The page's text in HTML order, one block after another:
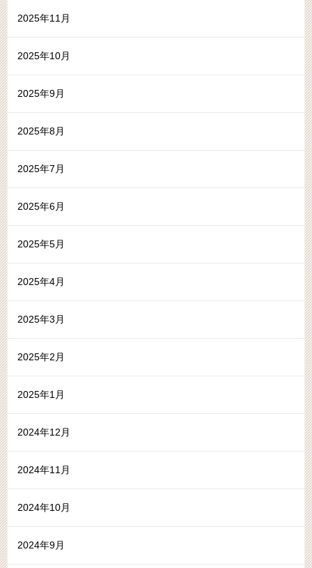
2025年11月
2025年10月
2025年9月
2025年8月
2025年7月
2025年6月
2025年5月
2025年4月
2025年3月
2025年2月
2025年1月
2024年12月
2024年11月
2024年10月
2024年9月